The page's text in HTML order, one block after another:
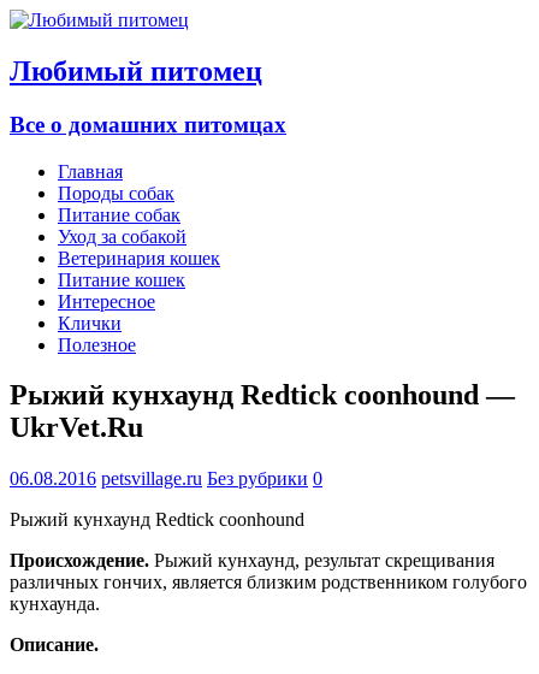
Любимый питомец
Все о домашних питомцах
Главная
Породы собак
Питание собак
Уход за собакой
Ветеринария кошек
Питание кошек
Интересное
Клички
Полезное
Рыжий кунхаунд Redtick coonhound —
UkrVet.Ru
06.08.2016 petsvillage.ru Без рубрики 0
Рыжий кунхаунд Redtick coonhound
Происхождение. Рыжий кунхаунд, результат скрещивания
различных гончих, является близким родственником голубого
кунхаунда.
Описание.